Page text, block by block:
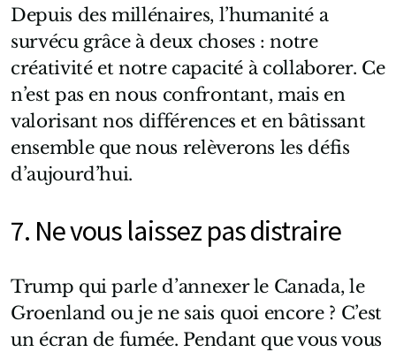
Depuis des millénaires, l’humanité a
survécu grâce à deux choses : notre
créativité et notre capacité à collaborer. Ce
n’est pas en nous confrontant, mais en
valorisant nos différences et en bâtissant
ensemble que nous relèverons les défis
d’aujourd’hui.
7. Ne vous laissez pas distraire
Trump qui parle d’annexer le Canada, le
Groenland ou je ne sais quoi encore ? C’est
un écran de fumée. Pendant que vous vous